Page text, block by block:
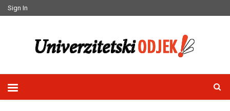
Sign In